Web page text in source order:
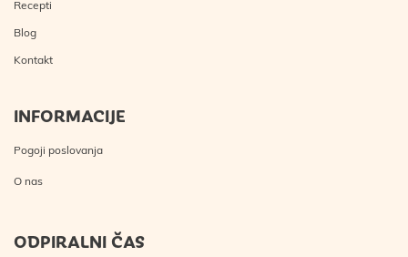
Recepti
Blog
Kontakt
INFORMACIJE
Pogoji poslovanja
O nas
ODPIRALNI ČAS